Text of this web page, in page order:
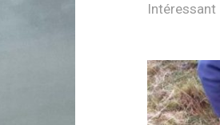
Intéressant